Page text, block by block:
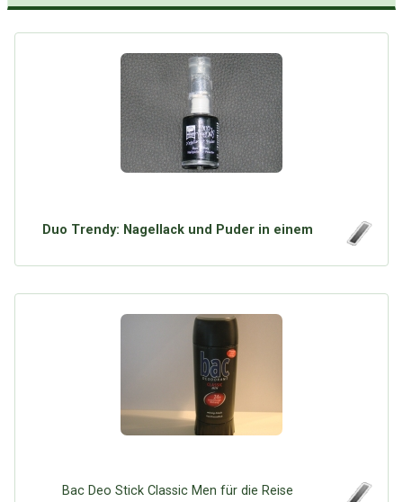
Duo Trendy: Nagellack und Puder in einem
Bac Deo Stick Classic Men für die Reise